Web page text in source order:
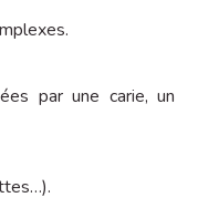
par une carie, un